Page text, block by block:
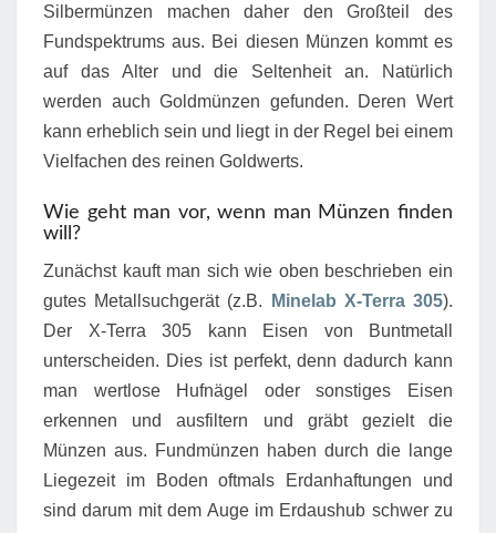
Silbermünzen machen daher den Großteil des
Fundspektrums aus. Bei diesen Münzen kommt es
auf das Alter und die Seltenheit an. Natürlich
werden auch Goldmünzen gefunden. Deren Wert
kann erheblich sein und liegt in der Regel bei einem
Vielfachen des reinen Goldwerts.
Wie geht man vor, wenn man Münzen finden
will?
Zunächst kauft man sich wie oben beschrieben ein
gutes Metallsuchgerät (z.B.
Minelab X-Terra 305).
Der X-Terra 305 kann Eisen von Buntmetall
unterscheiden. Dies ist perfekt, denn dadurch kann
man wertlose Hufnägel oder sonstiges Eisen
erkennen und ausfiltern und gräbt gezielt die
Münzen aus. Fundmünzen haben durch die lange
Liegezeit im Boden oftmals Erdanhaftungen und
sind darum mit dem Auge im Erdaushub schwer zu